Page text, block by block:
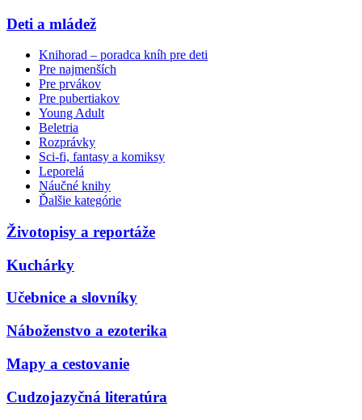
Deti a mládež
Knihorad – poradca kníh pre deti
Pre najmenších
Pre prvákov
Pre pubertiakov
Young Adult
Beletria
Rozprávky
Sci-fi, fantasy a komiksy
Leporelá
Náučné knihy
Ďalšie kategórie
Životopisy a reportáže
Kuchárky
Učebnice a slovníky
Náboženstvo a ezoterika
Mapy a cestovanie
Cudzojazyčná literatúra